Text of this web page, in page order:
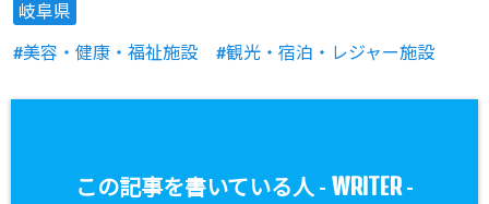
岐阜県
美容・健康・福祉施設
観光・宿泊・レジャー施設
この記事を書いている人 - WRITER-